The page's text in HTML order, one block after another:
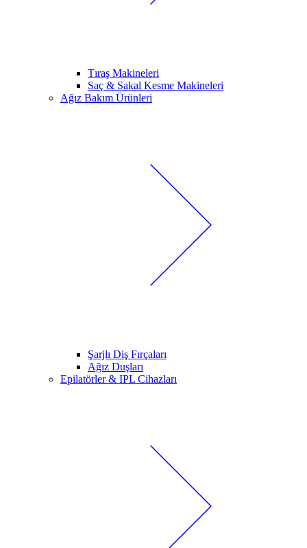
Tıraş Makineleri
Saç & Sakal Kesme Makineleri
Ağız Bakım Ürünleri
Şarjlı Diş Fırçaları
Ağız Duşları
Epilatörler & IPL Cihazları